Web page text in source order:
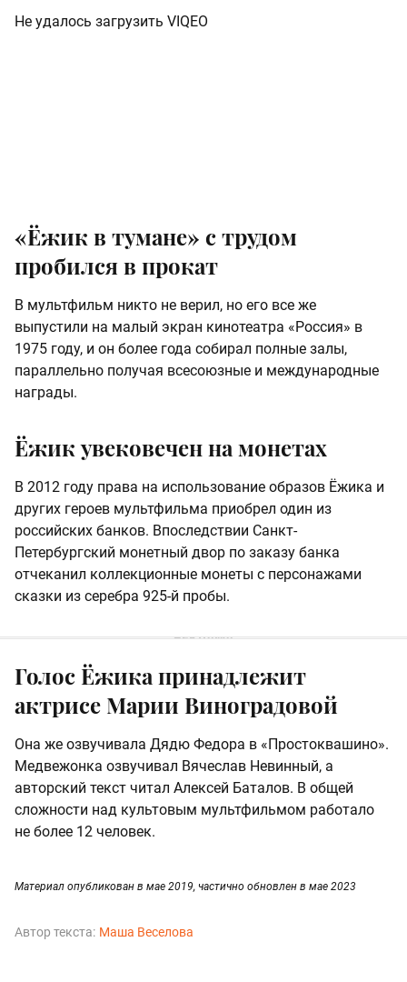
Не удалось загрузить VIQEO
«Ёжик в тумане» с трудом
пробился в прокат
В мультфильм никто не верил, но его все же
выпустили на малый экран кинотеатра «Россия» в
1975 году, и он более года собирал полные залы,
параллельно получая всесоюзные и международные
награды.
Ёжик увековечен на монетах
В 2012 году права на использование образов Ёжика и
других героев мультфильма приобрел один из
российских банков. Впоследствии Санкт-
Петербургский монетный двор по заказу банка
отчеканил коллекционные монеты с персонажами
сказки из серебра 925-й пробы.
Голос Ёжика принадлежит
актрисе Марии Виноградовой
Она же озвучивала Дядю Федора в «Простоквашино».
Медвежонка озвучивал Вячеслав Невинный, а
авторский текст читал Алексей Баталов. В общей
сложности над культовым мультфильмом работало
не более 12 человек.
Материал опубликован в мае 2019, частично обновлен в мае 2023
Автор текста: Маша Веселова